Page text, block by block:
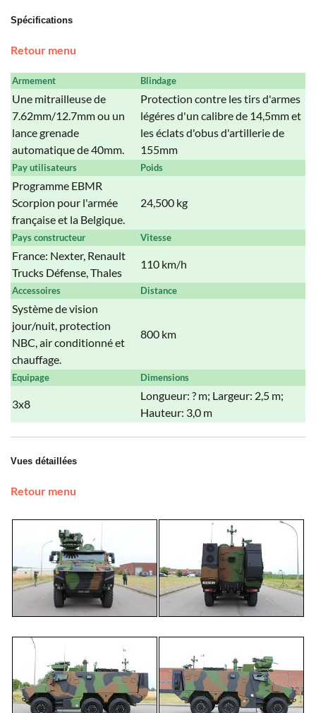
Spécifications
Retour menu
Armement Blindage
Une mitrailleuse de
7.62mm/12.7mm ou un
lance grenade
automatique de 40mm.
Protection contre les tirs d'armes
légéres d'un calibre de 14,5mm et
les éclats d'obus d'artillerie de
155mm
Pay utilisateurs Poids
Programme EBMR
Scorpion pour l'armée
française et la Belgique.
24,500 kg
Pays constructeur Vitesse
France: Nexter, Renault
Trucks Défense, Thales
110 km/h
Accessoires Distance
Système de vision
jour/nuit, protection
NBC, air conditionné et
chauffage.
800 km
Equipage Dimensions
3x8
Longueur: ? m; Largeur: 2,5 m;
Hauteur: 3,0 m
Vues détaillées
Retour menu